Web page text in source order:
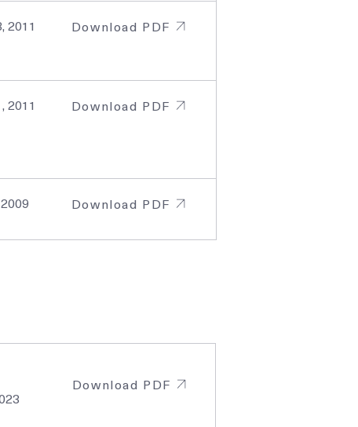
2011 Download PDF
2011 Download PDF
Download PDF
Download PDF